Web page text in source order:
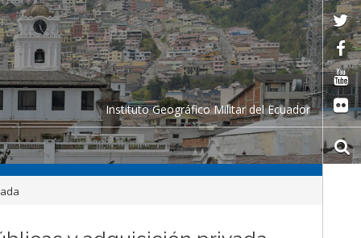
Instituto Geográfico Militar del Ecuador